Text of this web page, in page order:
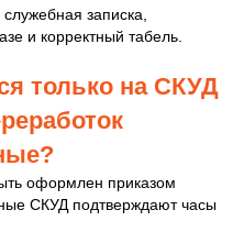
записка,
и корректный табель.
только на СКУД
оформлен приказом
СКУД подтверждают часы